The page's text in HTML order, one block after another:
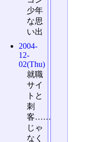
少年
な思
い出
2004-
12-
02(Thu)
就職
サイ
トと
刺
客……
じゃ
なく